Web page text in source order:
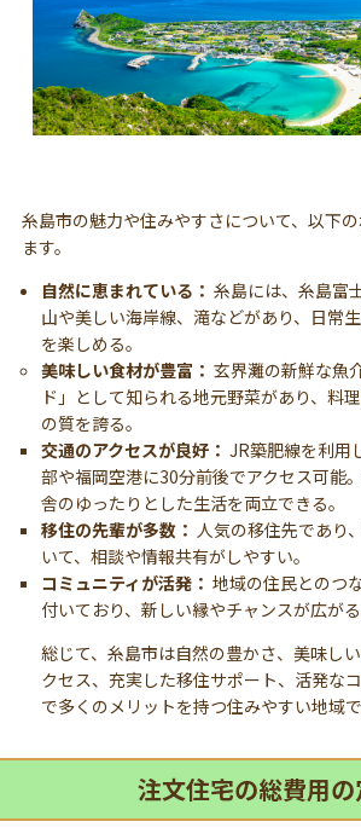
糸島市の魅力や住みやすさについて、以下
ます。
自然に恵まれている： 糸島には、糸島富
山や美しい海岸線、滝などがあり、日常
を楽しめる。
美味しい食材が豊富： 玄界灘の新鮮な魚
ド」として知られる地元野菜があり、料
の質を誇る。
交通のアクセスが良好： JR築肥線を利用
部や福岡空港に30分前後でアクセス可能
舎のゆったりとした生活を両立できる。
移住の先輩が多数： 人気の移住先であり
いて、相談や情報共有がしやすい。
コミュニティが活発： 地域の住民とのつ
付いており、新しい縁やチャンスが広がる
総じて、糸島市は自然の豊かさ、美味し
クセス、充実した移住サポート、活発な
で多くのメリットを持つ住みやすい地域で
注文住宅の総費用の